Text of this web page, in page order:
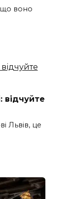
що воно
відчуйте
Львів, це